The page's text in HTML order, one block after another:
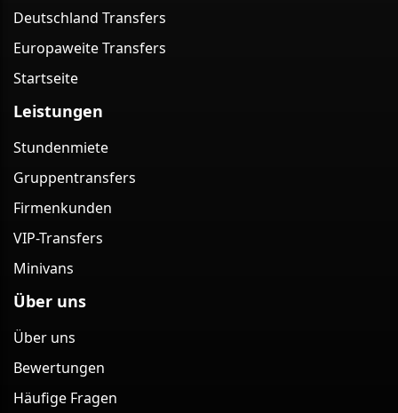
Deutschland Transfers
Europaweite Transfers
Startseite
Leistungen
Stundenmiete
Gruppentransfers
Firmenkunden
VIP-Transfers
Minivans
Über uns
Über uns
Bewertungen
Häufige Fragen